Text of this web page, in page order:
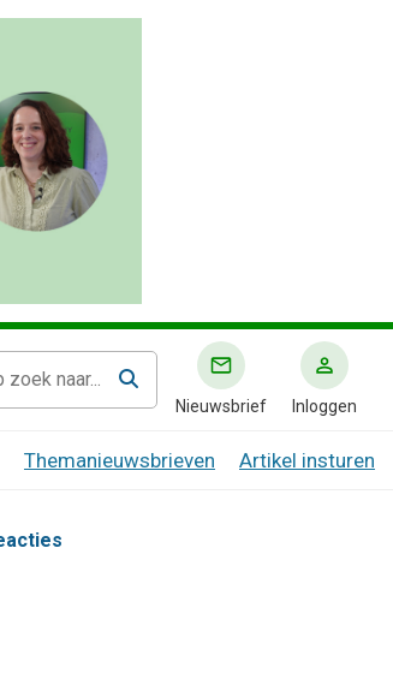
Nieuwsbrief Inloggen
Themanieuwsbrieven Artikel insturen